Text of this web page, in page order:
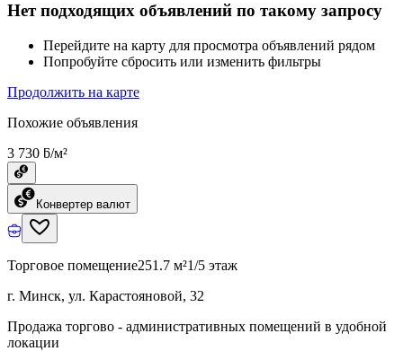
Нет подходящих объявлений по такому запросу
Перейдите на карту для просмотра объявлений рядом
Попробуйте сбросить или изменить фильтры
Продолжить на карте
Похожие объявления
3 730 ƃ/м²
Конвертер валют
Торговое помещение251.7 м²1/5 этаж
г. Минск, ул. Карастояновой, 32
Продажа торгово - административных помещений в удобной
локации